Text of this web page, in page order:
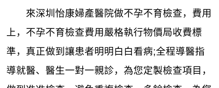
來深圳怡康婦產醫院做不孕不育檢查，費用
上，不孕不育檢查費用嚴格執行物價局收費標
準，真正做到讓患者明明白白看病;全程導醫指
導就醫、醫生一對一親診，為您定製檢查項目，